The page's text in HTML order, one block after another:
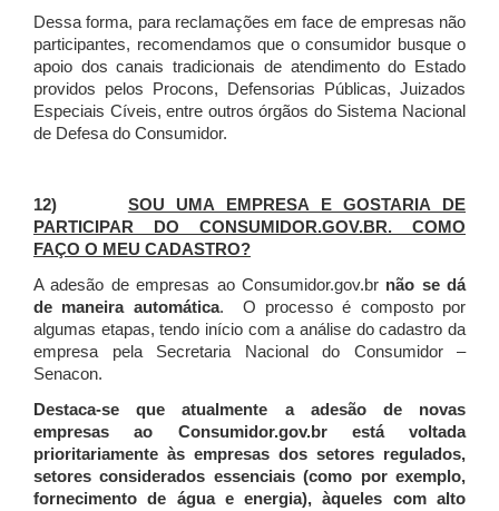
Dessa forma, para reclamações em face de empresas não
participantes, recomendamos que o consumidor busque o
apoio dos canais tradicionais de atendimento do Estado
providos pelos Procons, Defensorias Públicas, Juizados
Especiais Cíveis, entre outros órgãos do Sistema Nacional
de Defesa do Consumidor.
12) SOU UMA EMPRESA E GOSTARIA DE
PARTICIPAR DO CONSUMIDOR.GOV.BR. COMO
FAÇO O MEU CADASTRO?
A adesão de empresas ao Consumidor.gov.br não se dá
de maneira automática. O processo é composto por
algumas etapas, tendo início com a análise do cadastro da
empresa pela Secretaria Nacional do Consumidor –
Senacon.
Destaca-se que atualmente a adesão de novas
empresas ao Consumidor.gov.br está voltada
prioritariamente às empresas dos setores regulados,
setores considerados essenciais (como por exemplo,
fornecimento de água e energia), àqueles com alto